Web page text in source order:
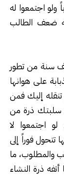
ولو اجتمعوا له
ضعف الطالب
سنة من تطور
على هوانها
إليك فمن
سلبتك ذرة من
اجتمعوا لا
تتحول فوراً إلى
والمطلوب، ما
ذرة النشاء